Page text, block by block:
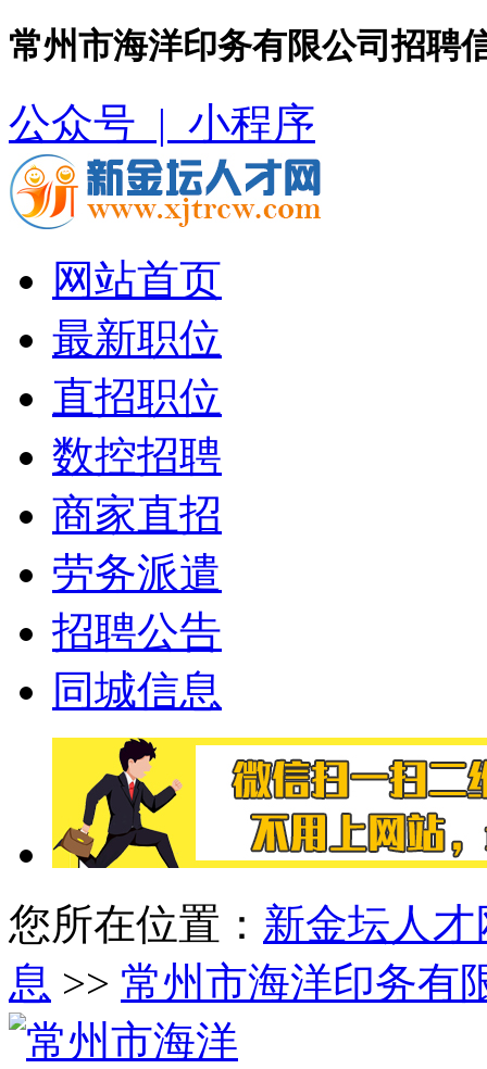
常州市海洋印务有限公司招聘
公众号 | 小程序
网站首页
最新职位
直招职位
数控招聘
商家直招
劳务派遣
招聘公告
同城信息
您所在位置： 新金坛人才
息 >> 常州市海洋印务有